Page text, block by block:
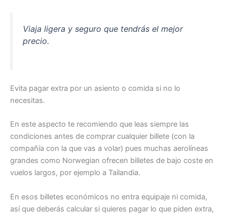
Viaja ligera y seguro que tendrás el mejor
precio.
Evita pagar extra por un asiento o comida si no lo
necesitas.
En este aspecto te recomiendo que leas siempre las
condiciones antes de comprar cualquier billete (con la
compañía con la que vas a volar) pues muchas aerolíneas
grandes como Norwegian ofrecen billetes de bajo coste en
vuelos largos, por ejemplo a Tailandia.
En esos billetes económicos no entra equipaje ni comida,
así que deberás calcular si quieres pagar lo que piden extra,